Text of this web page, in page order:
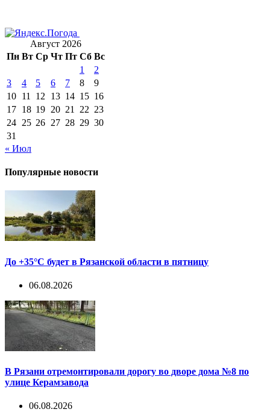
Август 2026
Пн Вт Ср Чт Пт Сб Вс
1
2
3
4 5 6 7 8
9
10 11 12 13 14 15 16
17 18 19 20 21 22 23
24 25 26 27 28 29 30
31
« Июл
Популярные новости
До +35°С будет в Рязанской области в пятницу
06.08.2026
В Рязани отремонтировали дорогу во дворе дома №8 по
улице Керамзавода
06.08.2026